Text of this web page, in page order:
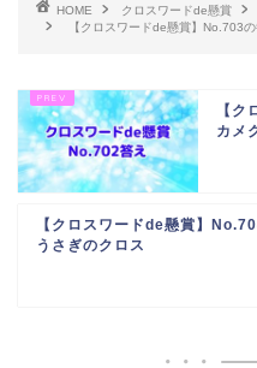
HOME クロスワードde懸賞
【クロスワードde懸賞】No.703
【
カメ
【クロスワードde懸賞】
うさぎのクロス